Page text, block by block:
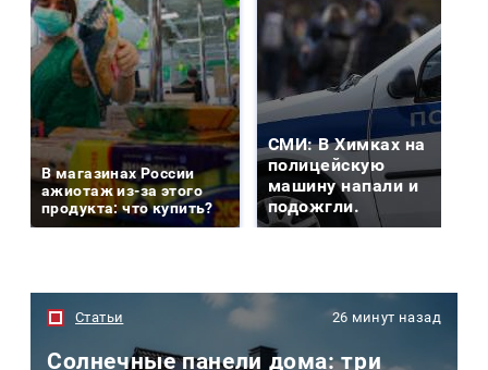
В магазинах России
ажиотаж из-за этого
продукта: что купить?
СМИ: В Химках на
полицейскую
машину напали и
подожгли.
Статьи 26 минут назад
Солнечные панели дома: три